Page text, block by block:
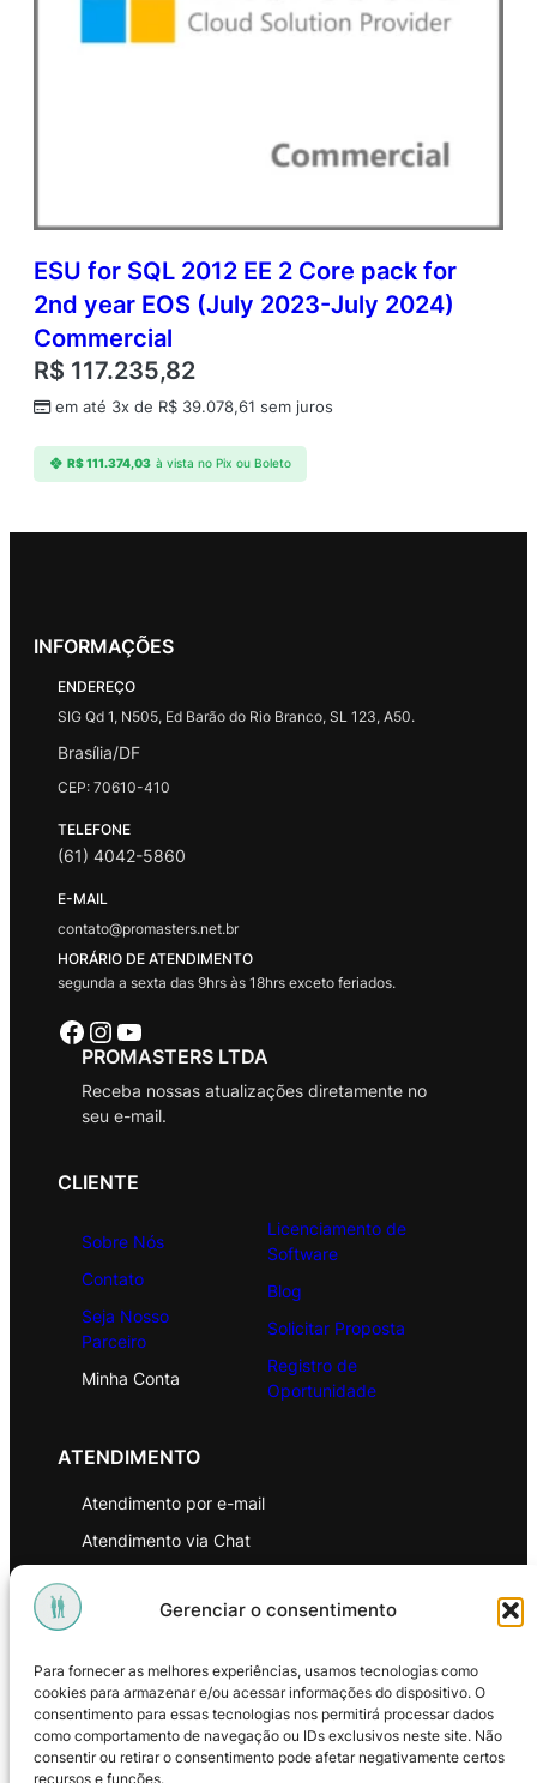
Gerenciar o consentimento
Para fornecer as melhores experiências, usamos tecnologias como
cookies para armazenar e/ou acessar informações do dispositivo. O
consentimento para essas tecnologias nos permitirá processar dados
como comportamento de navegação ou IDs exclusivos neste site. Não
consentir ou retirar o consentimento pode afetar negativamente certos
recursos e funções.
ESU for SQL 2012 EE 2 Core pack for
2nd year EOS (July 2023-July 2024)
Commercial
R$ 117.235,82
em até 3x de R$ 39.078,61 sem juros
R$111.374,03 à vista no Pix ou Boleto
INFORMAÇÕES
ENDEREÇO
SIG Qd 1, N505, Ed Barão do Rio Branco, SL 123, A50.
Brasília/DF
CEP: 70610-410
TELEFONE
(61) 4042-5860
E-MAIL
contato@promasters.net.br
HORÁRIO DE ATENDIMENTO
segunda a sexta das 9hrs às 18hrs exceto feriados.
Facebook Instagram Youtube
PROMASTERS LTDA
Receba nossas atualizações diretamente no
seu e-mail.
CLIENTE
Sobre Nós
Contato
Seja Nosso
Parceiro
Minha Conta
Licenciamento de
Software
Blog
Solicitar Proposta
Registro de
Oportunidade
ATENDIMENTO
Atendimento por e-mail
Atendimento via Chat
Política de Privacidade
Política de Troca e Devoluções
Política de Reembolso